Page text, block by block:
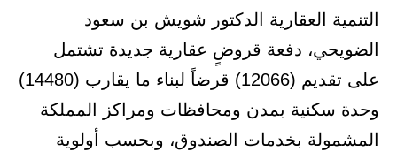
التنمية العقارية الدكتور شويش بن سعود
الضويحي، دفعة قروضٍ عقارية جديدة تشتمل
على تقديم (12066) قرضاً لبناء ما يقارب (14480)
وحدة سكنية بمدن ومحافظات ومراكز المملكة
المشمولة بخدمات الصندوق، وبحسب أولوية